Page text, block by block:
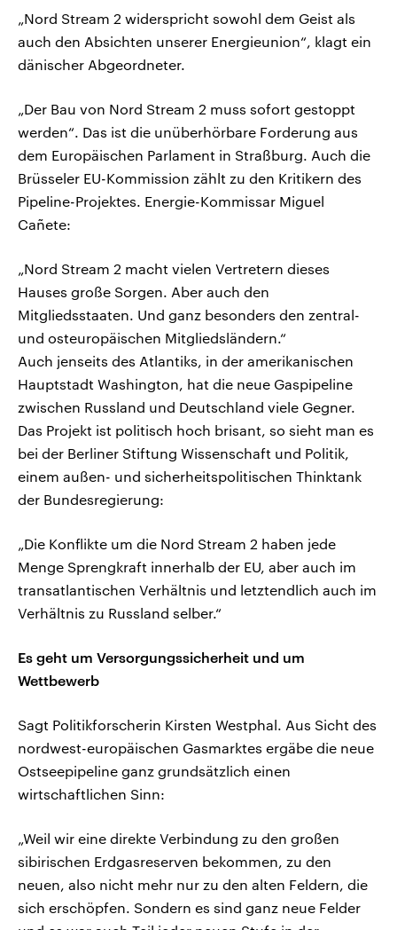
„Nord Stream 2 widerspricht sowohl dem Geist als
auch den Absichten unserer Energieunion“, klagt ein
dänischer Abgeordneter.
„Der Bau von Nord Stream 2 muss sofort gestoppt
werden“. Das ist die unüberhörbare Forderung aus
dem Europäischen Parlament in Straßburg. Auch die
Brüsseler EU-Kommission zählt zu den Kritikern des
Pipeline-Projektes. Energie-Kommissar Miguel
Cañete:
„Nord Stream 2 macht vielen Vertretern dieses
Hauses große Sorgen. Aber auch den
Mitgliedsstaaten. Und ganz besonders den zentral-
und osteuropäischen Mitgliedsländern.“
Auch jenseits des Atlantiks, in der amerikanischen
Hauptstadt Washington, hat die neue Gaspipeline
zwischen Russland und Deutschland viele Gegner.
Das Projekt ist politisch hoch brisant, so sieht man es
bei der Berliner Stiftung Wissenschaft und Politik,
einem außen- und sicherheitspolitischen Thinktank
der Bundesregierung:
„Die Konflikte um die Nord Stream 2 haben jede
Menge Sprengkraft innerhalb der EU, aber auch im
transatlantischen Verhältnis und letztendlich auch im
Verhältnis zu Russland selber.“
Es geht um Versorgungssicherheit und um
Wettbewerb
Sagt Politikforscherin Kirsten Westphal. Aus Sicht des
nordwest-europäischen Gasmarktes ergäbe die neue
Ostseepipeline ganz grundsätzlich einen
wirtschaftlichen Sinn:
„Weil wir eine direkte Verbindung zu den großen
sibirischen Erdgasreserven bekommen, zu den
neuen, also nicht mehr nur zu den alten Feldern, die
sich erschöpfen. Sondern es sind ganz neue Felder